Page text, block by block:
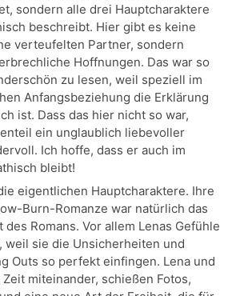
sondern alle drei Hauptcharaktere
beschreibt. Hier gibt es keine
verteufelten Partner, sondern
Hoffnungen. Das war so
zu lesen, weil speziell im
Anfangsbeziehung die Erklärung
ist. Dass das hier nicht so war,
ein unglaublich liebevoller
Ich hoffe, dass er auch im
bleibt!
eigentlichen Hauptcharaktere. Ihre
Burn-Romanze war natürlich das
Romans. Vor allem Lenas Gefühle
weil sie die Unsicherheiten und
Outs so perfekt einfingen. Lena und
miteinander, schießen Fotos,